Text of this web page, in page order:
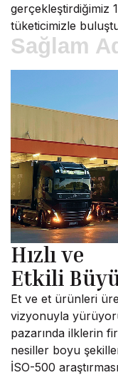
gerçekleştirdiğimiz
tüketicimizle
Sağlam
Hızlı ve
Etkili
Et ve et ürünleri
vizyonuyla
pazarında ilklerin
nesiller boyu
İSO-500